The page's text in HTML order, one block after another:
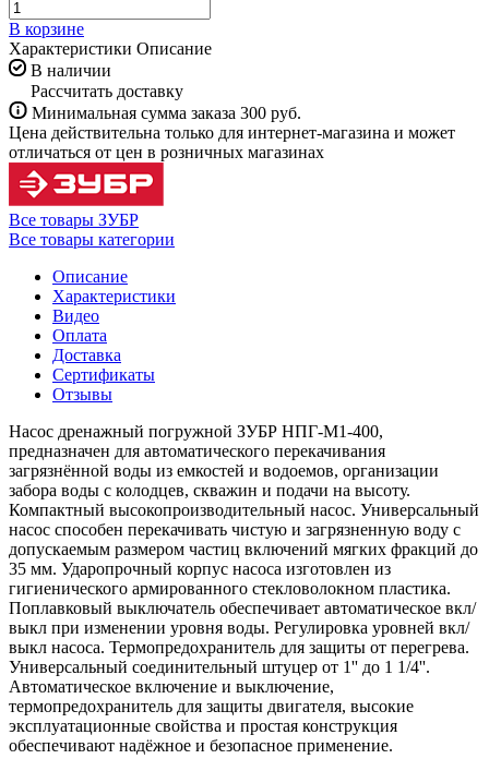
В корзине
Характеристики Описание
В наличии
Рассчитать доставку
Минимальная сумма заказа 300 руб.
Цена действительна только для интернет-магазина и может
отличаться от цен в розничных магазинах
Все товары ЗУБР
Все товары категории
Описание
Характеристики
Видео
Оплата
Доставка
Сертификаты
Отзывы
Насос дренажный погружной ЗУБР НПГ-М1-400,
предназначен для автоматического перекачивания
загрязнённой воды из емкостей и водоемов, организации
забора воды с колодцев, скважин и подачи на высоту.
Компактный высокопроизводительный насос. Универсальный
насос способен перекачивать чистую и загрязненную воду с
допускаемым размером частиц включений мягких фракций до
35 мм. Ударопрочный корпус насоса изготовлен из
гигиенического армированного стекловолокном пластика.
Поплавковый выключатель обеспечивает автоматическое вкл/
выкл при изменении уровня воды. Регулировка уровней вкл/
выкл насоса. Термопредохранитель для защиты от перегрева.
Универсальный соединительный штуцер от 1'' до 1 1/4''.
Автоматическое включение и выключение,
термопредохранитель для защиты двигателя, высокие
эксплуатационные свойства и простая конструкция
обеспечивают надёжное и безопасное применение.